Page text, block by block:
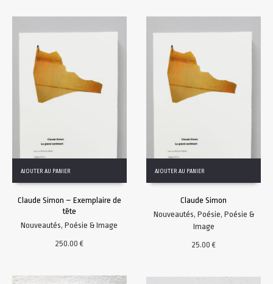
AJOUTER AU PANIER
Claude Simon – Exemplaire de
tête
Nouveautés,Poésie & Image
250.00€
AJOUTER AU PANIER
Claude Simon
Nouveautés, Poésie, Poésie &
Image
25.00€